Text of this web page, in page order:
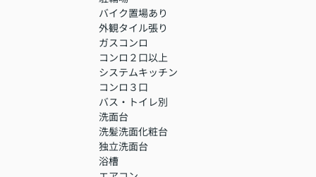
バイク置場あり
外観タイル張り
ガスコンロ
コンロ２口以上
システムキッチン
コンロ３口
バス・トイレ別
洗面台
洗髪洗面化粧台
独立洗面台
浴槽